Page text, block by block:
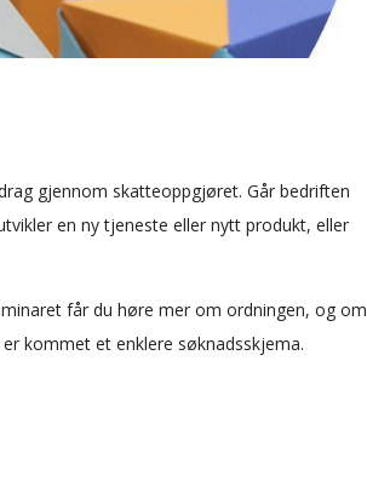
gjennom skatteoppgjøret. Går bedriften
en ny tjeneste eller nytt produkt, eller
får du høre mer om ordningen, og om
kommet et enklere søknadsskjema.